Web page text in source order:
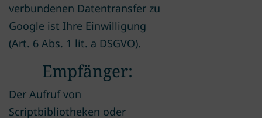
verbundenen Datentransfer zu
Google ist Ihre Einwilligung
(Art. 6 Abs. 1 lit. a DSGVO).
Empfänger:
Der Aufruf von
Scriptbibliotheken oder